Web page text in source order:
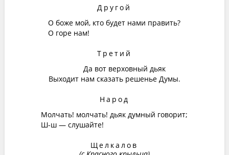
Другой
О боже мой, кто будет нами править?
О горе нам!
Третий
Да вот верховный дьяк
Выходит нам сказать решенье Думы.
Народ
Молчать! молчать! дьяк думный говорит;
Ш-ш — слушайте!
Щелкалов